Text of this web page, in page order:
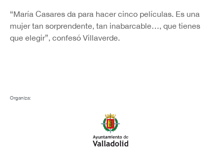
“María Casares da para hacer cinco películas. Es una
mujer tan sorprendente, tan inabarcable…, que tienes
que elegir”, confesó Villaverde.
Organiza: